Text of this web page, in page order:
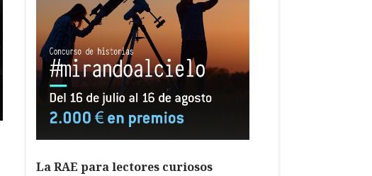
La RAE para lectores curiosos